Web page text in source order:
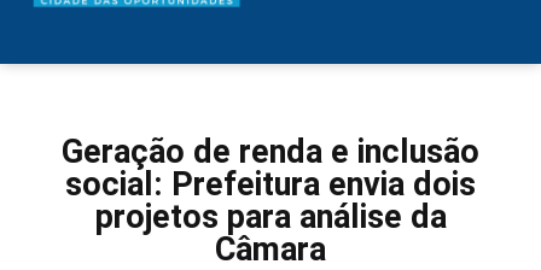
Geração de renda e inclusão
social: Prefeitura envia dois
projetos para análise da
Câmara